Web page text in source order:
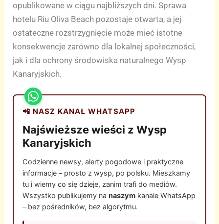
opublikowane w ciągu najbliższych dni. Sprawa
hotelu Riu Oliva Beach pozostaje otwarta, a jej
ostateczne rozstrzygnięcie może mieć istotne
konsekwencje zarówno dla lokalnej społeczności,
jak i dla ochrony środowiska naturalnego Wysp
Kanaryjskich.
📲 NASZ KANAŁ WHATSAPP
Najświeższe wieści z Wysp
Kanaryjskich
Codzienne newsy, alerty pogodowe i praktyczne
informacje – prosto z wysp, po polsku. Mieszkamy
tu i wiemy co się dzieje, zanim trafi do mediów.
Wszystko publikujemy nanaszym kanale WhatsApp
– bez pośredników, bez algorytmu.